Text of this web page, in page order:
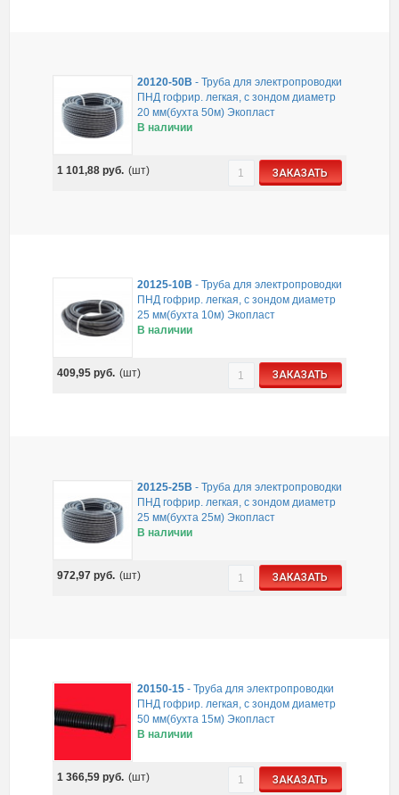
20120-50B -Труба для электропроводки
ПНД гофрир. легкая, с зондом диаметр
20 мм(бухта 50м) Экопласт
В наличии
1 101,88руб. (шт) ЗАКАЗАТЬ
20125-10B -Труба для электропроводки
ПНД гофрир. легкая, с зондом диаметр
25 мм(бухта 10м) Экопласт
В наличии
409,95руб. (шт) ЗАКАЗАТЬ
20125-25B -Труба для электропроводки
ПНД гофрир. легкая, с зондом диаметр
25 мм(бухта 25м) Экопласт
В наличии
972,97руб. (шт) ЗАКАЗАТЬ
20150-15 -Труба для электропроводки
ПНД гофрир. легкая, с зондом диаметр
50 мм(бухта 15м) Экопласт
В наличии
1 366,59руб. (шт) ЗАКАЗАТЬ